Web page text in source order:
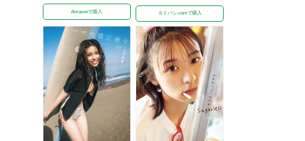
Amazonで購入 ヨドバシ.comで購入